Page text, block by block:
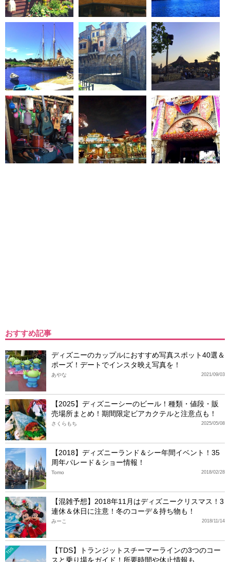
おすすめ記事
ディズニーのカップルにおすすめ写真スポット40選＆
ポーズ！デートでインスタ映え写真を！
2021/09/03
あやな
【2025】ディズニーシーのビール！種類・値段・販
売場所まとめ！期間限定ビアカクテルと注意点も！
2025/05/08
さくらもち
【2018】ディズニーランド＆シー年間イベント！35
周年パレード＆ショー情報！
2018/02/28
Tomo
【混雑予想】2018年11月はディズニークリスマス！3
連休＆休日に注意！冬のコーデ＆持ち物も！
2018/11/14
みーこ
TDS
【TDS】トランジットスチーマーラインの3つのコー
スと乗り場をガイド！所要時間や休止情報も